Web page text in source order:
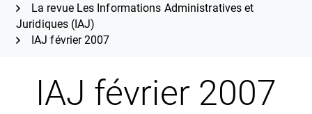
La revue Les Informations Administratives et
Juridiques (IAJ)
IAJ février 2007
IAJ février 2007